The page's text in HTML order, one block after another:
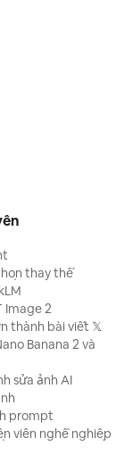
thay thế
Image 2
thành bài viết 𝕏
Banana 2 và
sửa ảnh AI
prompt
viên nghề nghiệp